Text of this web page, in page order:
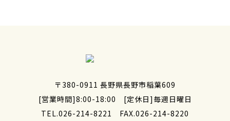
〒380-0911 長野県長野市稲葉609
[営業時間]8:00-18:00 [定休日]毎週日曜日
TEL.026-214-8221 FAX.026-214-8220